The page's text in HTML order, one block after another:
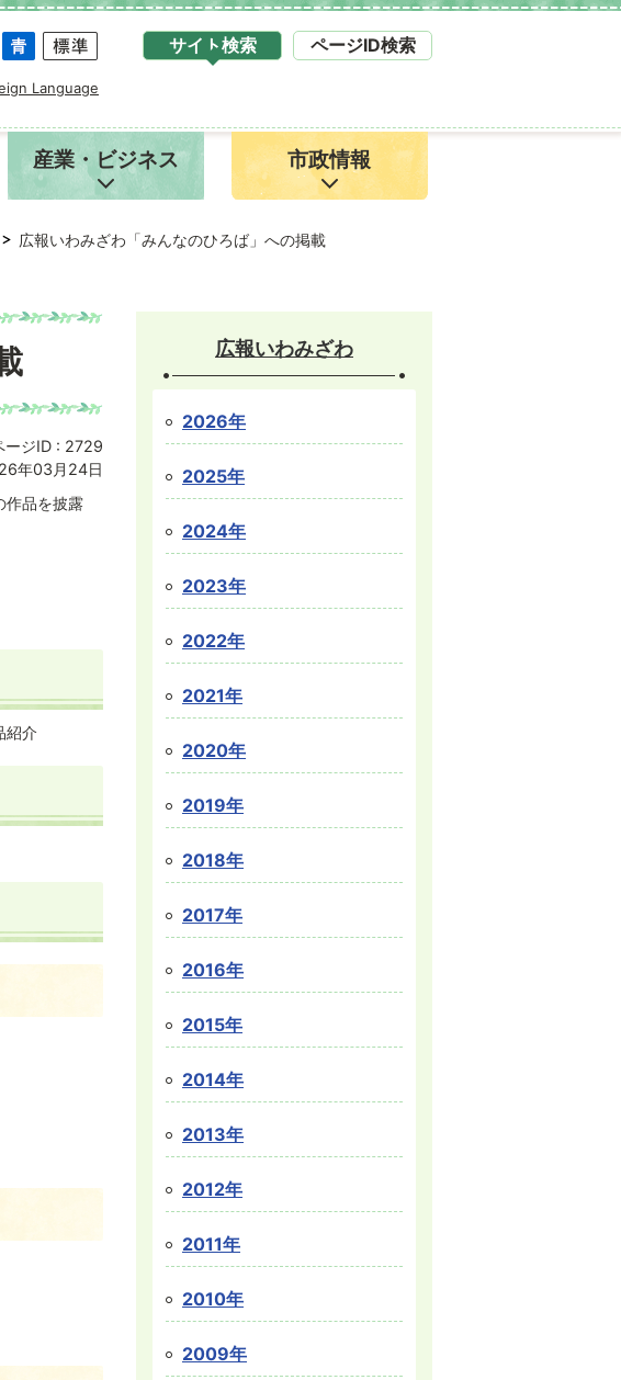
Language
サイト検索 ページID検索
ト
索
産業・ビジネス 市政情報
広報いわみざわ「みんなのひろば」への掲載
ージID : 2729
年03月24日
作品を披露
紹介
広報いわみざわ
2026年
2025年
2024年
2023年
2022年
2021年
2020年
2019年
2018年
2017年
2016年
2015年
2014年
2013年
2012年
2011年
2010年
2009年